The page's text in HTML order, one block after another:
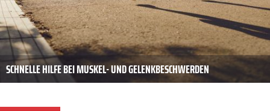
SCHNELLE HILFE BEI MUSKEL- UND GELENKBESCHWERDEN